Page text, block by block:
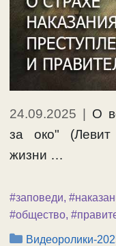
24.09.2025 | О
за око" (Левит
жизни …
#заповеди,
#общество,
Рубрики
Видеоролики-